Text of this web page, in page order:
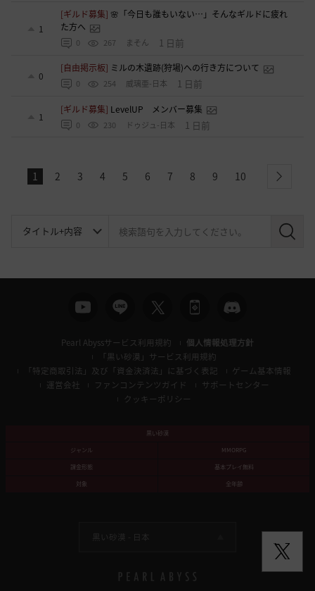
1
[ギルド募集] 🌸「今日も誰もいない…」そんなギルドに疲れ
た方へ
0 267 まそん 1 日前
0
[自由掲示板] ミルの木遺跡(狩場)への行き方について
0 254 威璃亜-日本 1 日前
1
[ギルド募集] LevelUP メンバー募集
0 230 ドゥジュ-日本 1 日前
1 2 3 4 5 6 7 8 9 10 next
検
Pearl Abyssサービス利用規約
個人情報処理方針
「黒い砂漠」サービス利用規約
「特定商取引法」及び「資金決済法」に基づく表記
ゲーム基本情報
運営会社
ファンコンテンツガイド
サポートセンター
クッキーポリシー
黒い砂漠
ジャンル
MMORPG
課金形態
基本プレイ無料
対象
全年齢
黒い砂漠 - 日本